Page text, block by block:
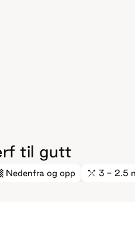
til gutt
Nedenfra og opp 3 - 2.5